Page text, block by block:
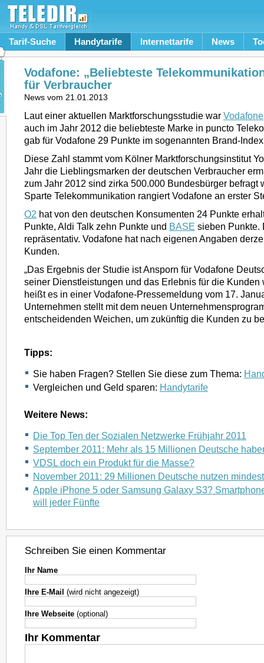
Tarif-Suche Handytarife Internettarife News
Vodafone: „Beliebteste
für Verbraucher
News vom 21.01.2013
Laut einer aktuellen Marktforschungsstudie war Vodafone
auch im Jahr 2012 die beliebteste Marke in puncto
gab für Vodafone 29 Punkte im sogenannten Brand-
Diese Zahl stammt vom Kölner Marktforschungsinstitut
Jahr die Lieblingsmarken der deutschen Verbraucher
zum Jahr 2012 sind zirka 500.000 Bundesbürger befragt
Sparte Telekommunikation rangiert Vodafone an erster
O2 hat von den deutschen Konsumenten 24 Punkte
Punkte, Aldi Talk zehn Punkte und BASE sieben Punkte.
repräsentativ. Vodafone hat nach eigenen Angaben
Kunden.
„Das Ergebnis der Studie ist Ansporn für Vodafone
seiner Dienstleistungen und das Erlebnis für die Kunden
heißt es in einer Vodafone-Pressemeldung vom 17.
Unternehmen stellt mit dem neuen
entscheidenden Weichen, um zukünftig die Kunden zu
Tipps:
Sie haben Fragen? Stellen Sie diese zum Thema:
Vergleichen und Geld sparen: Handytarife
Weitere News:
Die Top Ten der Sozialen Netzwerke Frühjahr 2011
September 2011: Mehr als 15 Millionen Deutsche
VDSL doch ein Produkt für die Masse?
November 2011: 29 Millionen Deutsche nutzen
Apple iPhone 5 oder Samsung Galaxy S3?
will jeder Fünfte
Schreiben Sie einen Kommentar
Ihr Name
Ihre E-Mail (wird nicht angezeigt)
Ihre Webseite (optional)
Ihr Kommentar